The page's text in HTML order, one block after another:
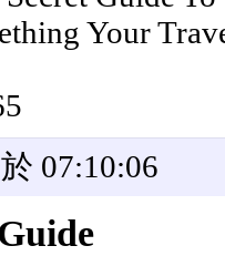
Your
07:10:06